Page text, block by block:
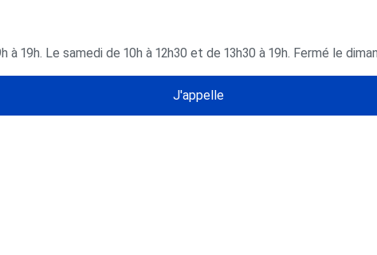
19h. Le samedi de 10h à 12h30 et de 13h30 à 19h. Fermé le
J'appelle